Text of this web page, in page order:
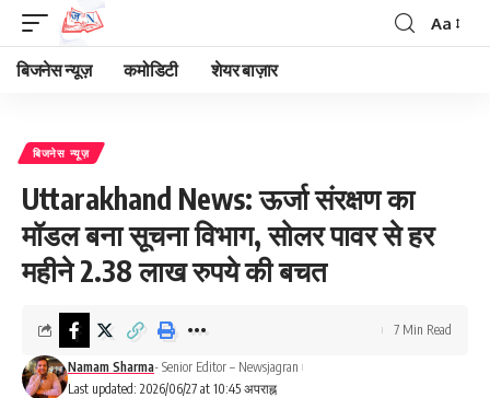
Font
Aa
बिजनेस न्यूज़ कमोडिटी शेयर बाज़ार
बिजनेस न्यूज़
Uttarakhand News: ऊर्जा संरक्षण का
मॉडल बना सूचना विभाग, सोलर पावर से हर
महीने 2.38 लाख रुपये की बचत
Last updated: 2026/06/27 at 10:45 अपराह्न
Namam Sharma- Senior Editor – Newsjagran
7 Min Read